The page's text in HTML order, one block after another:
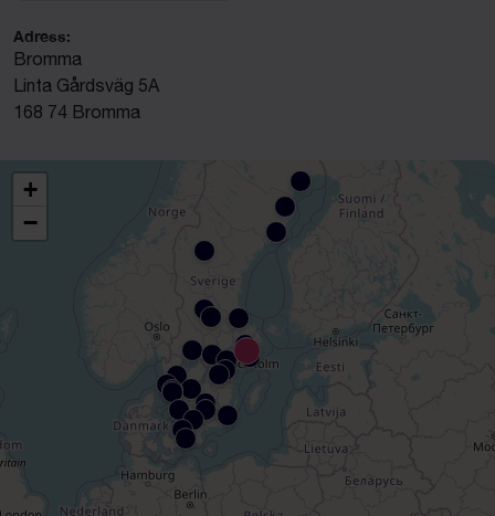
Adress:
Bromma
Linta Gårdsväg 5A
168 74 Bromma
+
−